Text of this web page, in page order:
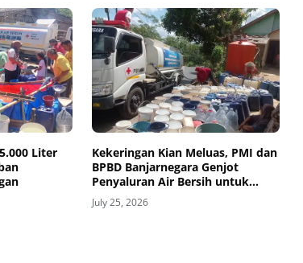
Liter
Kekeringan Kian Meluas, PMI dan
BPBD Banjarnegara Genjot
Penyaluran Air Bersih untuk
Penuhi Kebutuhan Pokok Warga
July 25, 2026